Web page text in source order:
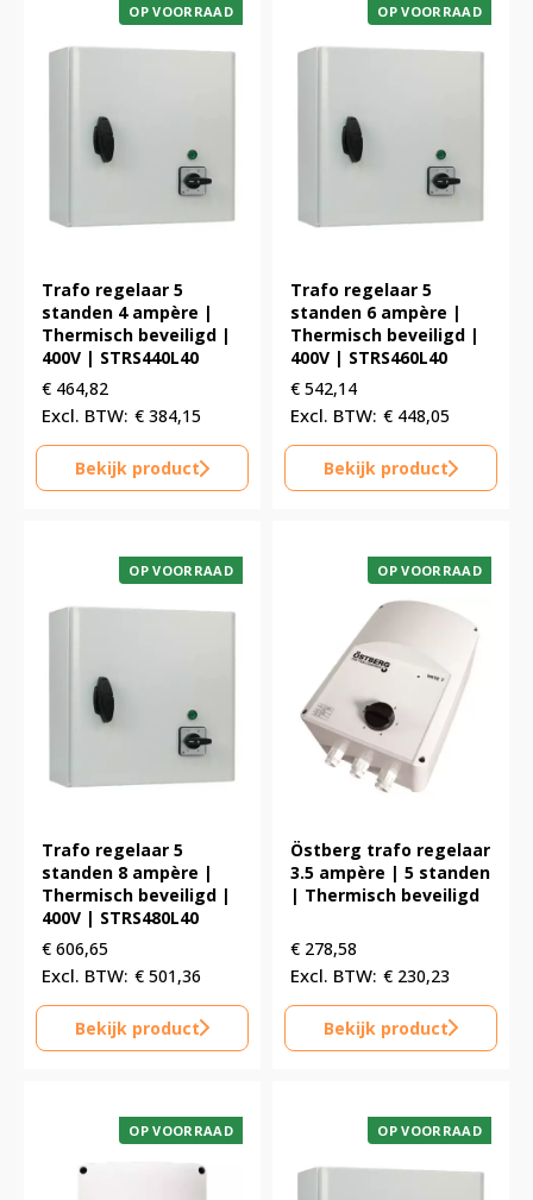
OP VOORRAAD
Trafo regelaar 5
standen 4 ampère |
Thermisch beveiligd |
400V | STRS440L40
€ 464,82
€ 384,15
Bekijk product
OP VOORRAAD
Trafo regelaar 5
standen 6 ampère |
Thermisch beveiligd |
400V | STRS460L40
€ 542,14
€ 448,05
Bekijk product
OP VOORRAAD
Trafo regelaar 5
standen 8 ampère |
Thermisch beveiligd |
400V | STRS480L40
€ 606,65
€ 501,36
Bekijk product
OP VOORRAAD
Östberg trafo regelaar
3.5 ampère | 5 standen
| Thermisch beveiligd
€ 278,58
€ 230,23
Bekijk product
OP VOORRAAD OP VOORRAAD